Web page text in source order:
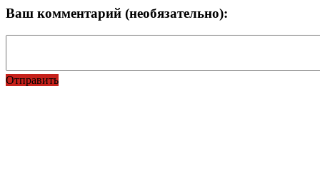
Ваш комментарий (необязательно):
Отправить